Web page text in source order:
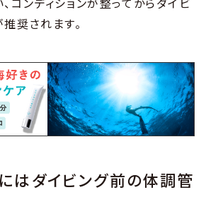
奨されます。
はダイビング前の体調管